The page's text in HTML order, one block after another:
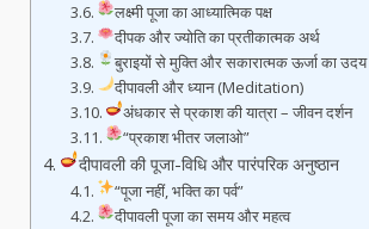
लक्ष्मी पूजा का आध्यात्मिक पक्ष
दीपक और ज्योति का प्रतीकात्मक अर्थ
बुराइयों से मुक्ति और सकारात्मक ऊर्जा का उदय
दीपावली और ध्यान (Meditation)
अंधकार से प्रकाश की यात्रा – जीवन दर्शन
“प्रकाश भीतर जलाओ”
दीपावली की पूजा-विधि और पारंपरिक अनुष्ठान
“पूजा नहीं, भक्ति का पर्व”
दीपावली पूजा का समय और महत्व